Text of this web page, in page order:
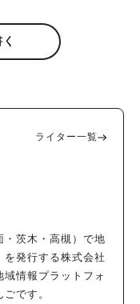
ライター一覧
・茨木・高槻）で地
発行する株式会社
情報プラットフォ
です。